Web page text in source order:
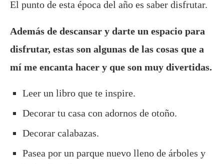
El punto de esta época del año es saber disfrutar.
Además de descansar y darte un espacio para
disfrutar, estas son algunas de las cosas que a
mí me encanta hacer y que son muy divertidas.
Leer un libro que te inspire.
Decorar tu casa con adornos de otoño.
Decorar calabazas.
Pasea por un parque nuevo lleno de árboles y